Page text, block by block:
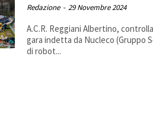
Redazione - 29 Novembre 2024
A.C.R. Reggiani Albertino,
gara indetta da Nucleco (Gruppo
di robot...